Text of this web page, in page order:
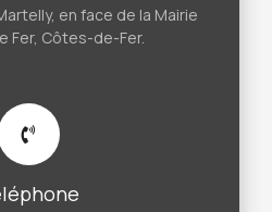
en face de la Mairie
Fer, Côtes-de-Fer.